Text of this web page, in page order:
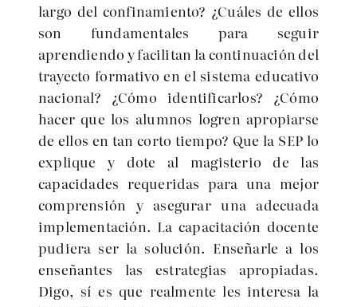
largo del confinamiento? ¿Cuáles de ellos
son fundamentales para seguir
aprendiendo y facilitan la continuación del
trayecto formativo en el sistema educativo
nacional? ¿Cómo identificarlos? ¿Cómo
hacer que los alumnos logren apropiarse
de ellos en tan corto tiempo? Que la SEP lo
explique y dote al magisterio de las
capacidades requeridas para una mejor
comprensión y asegurar una adecuada
implementación. La capacitación docente
pudiera ser la solución. Enseñarle a los
enseñantes las estrategias apropiadas.
Digo, sí es que realmente les interesa la